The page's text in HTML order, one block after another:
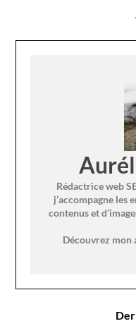
Rédactrice web
j’accompagne les
contenus et
Découvrez mon